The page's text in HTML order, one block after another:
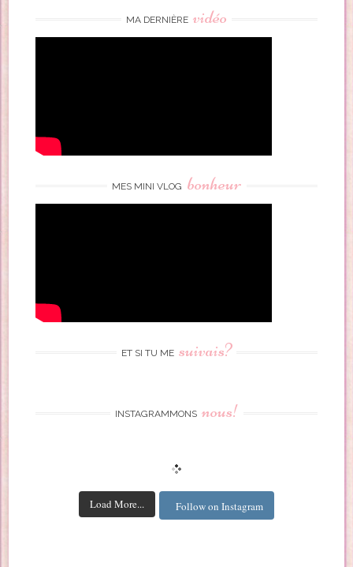
MA DERNIÈRE vidéo
MES MINI VLOG bonheur
ET SI TU ME suivais?
INSTAGRAMMONS nous!
Load More... Follow on Instagram